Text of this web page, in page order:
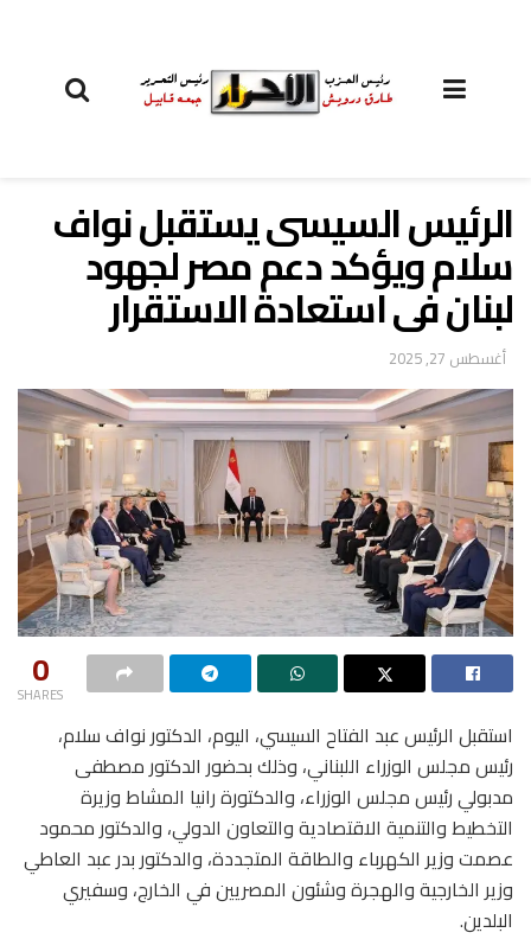
الرئيس السيسى يستقبل نواف
سلام ويؤكد دعم مصر لجهود
لبنان فى استعادة الاستقرار
أغسطس 27, 2025
0
SHARES
استقبل الرئيس عبد الفتاح السيسي، اليوم، الدكتور نواف سلام،
رئيس مجلس الوزراء اللبناني، وذلك بحضور الدكتور مصطفى
مدبولي رئيس مجلس الوزراء، والدكتورة رانيا المشاط وزيرة
التخطيط والتنمية الاقتصادية والتعاون الدولي، والدكتور محمود
عصمت وزير الكهرباء والطاقة المتجددة، والدكتور بدر عبد العاطي
وزير الخارجية والهجرة وشئون المصريين في الخارج، وسفيري
البلدين.